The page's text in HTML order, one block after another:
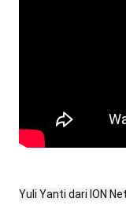
Yuli Yanti dari ION